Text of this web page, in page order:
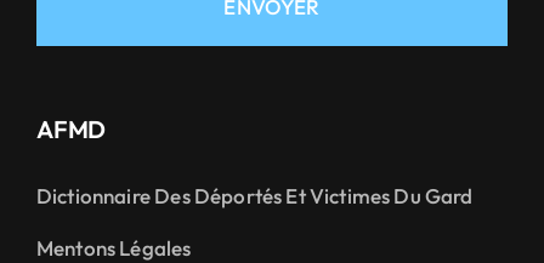
ENVOYER
AFMD
Dictionnaire Des Déportés Et Victimes Du Gard
Mentons Légales